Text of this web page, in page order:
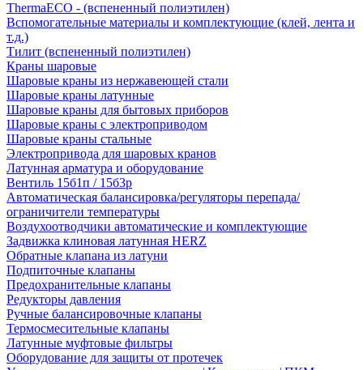
ThermaECO - (вспененный полиэтилен)
Вспомогательные материалы и комплектующие (клей, лента и
т.д.)
Тилит (вспененный полиэтилен)
Краны шаровые
Шаровые краны из нержавеющей стали
Шаровые краны латунные
Шаровые краны для бытовых приборов
Шаровые краны с электроприводом
Шаровые краны стальные
Электропривода для шаровых кранов
Латунная арматура и оборудование
Вентиль 15б1п / 15б3р
Автоматическая балансировка/регуляторы перепада/
ограничители температуры
Воздухоотводчики автоматические и комплектующие
Задвижка клиновая латунная HERZ
Обратные клапана из латуни
Подпиточные клапаны
Предохранительные клапаны
Редукторы давления
Ручные балансировочные клапаны
Термосмесительные клапаны
Латунные муфтовые фильтры
Оборудование для защиты от протечек